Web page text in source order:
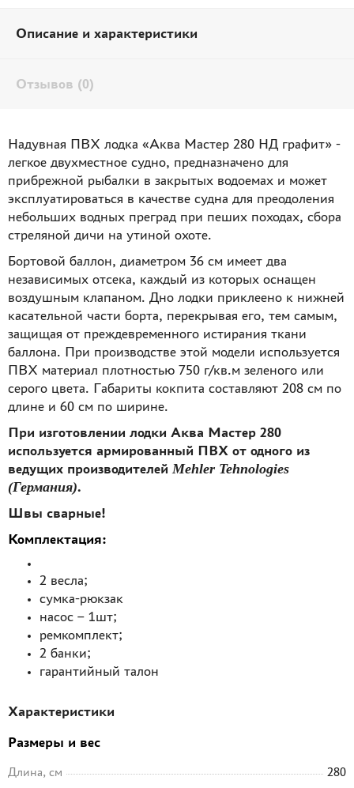
Описание и характеристики
Отзывов (0)
Надувная ПВХ лодка «Аква Мастер 280 НД графит» -
легкое двухместное судно, предназначено для
прибрежной рыбалки в закрытых водоемах и может
эксплуатироваться в качестве судна для преодоления
небольших водных преград при пеших походах, сбора
стреляной дичи на утиной охоте.
Бортовой баллон, диаметром 36 см имеет два
независимых отсека, каждый из которых оснащен
воздушным клапаном. Дно лодки приклеено к нижней
касательной части борта, перекрывая его, тем самым,
защищая от преждевременного истирания ткани
баллона. При производстве этой модели используется
ПВХ материал плотностью 750 г/кв.м зеленого или
серого цвета. Габариты кокпита составляют 208 см по
длине и 60 см по ширине.
При изготовлении лодки Аква Мастер 280
используется армированный ПВХ от одного из
ведущих производителейMehler Tehnologies
(Германия).
Швы сварные!
Комплектация:
2 весла;
сумка-рюкзак
насос – 1шт;
ремкомплект;
2 банки;
гарантийный талон
Характеристики
Размеры и вес
Длина, см 280